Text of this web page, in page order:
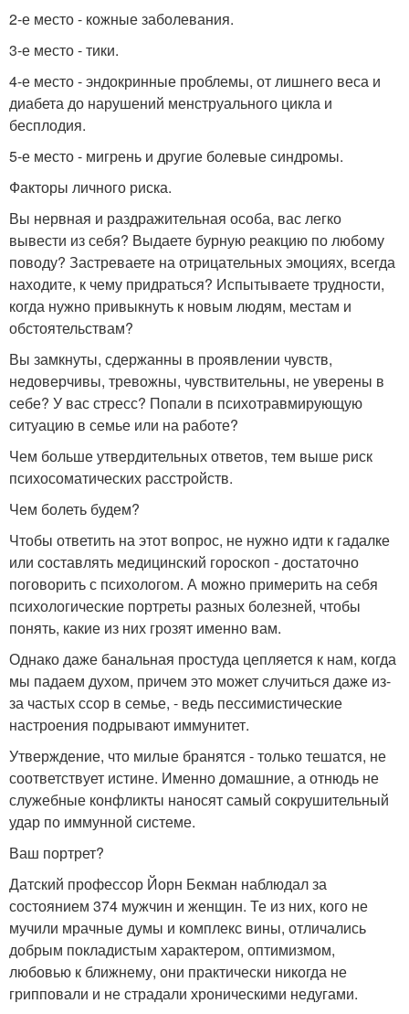
2-е место - кожные заболевания.
3-е место - тики.
4-е место - эндокринные проблемы, от лишнего веса и
диабета до нарушений менструального цикла и
бесплодия.
5-е место - мигрень и другие болевые синдромы.
Факторы личного риска.
Вы нервная и раздражительная особа, вас легко
вывести из себя? Выдаете бурную реакцию по любому
поводу? Застреваете на отрицательных эмоциях, всегда
находите, к чему придраться? Испытываете трудности,
когда нужно привыкнуть к новым людям, местам и
обстоятельствам?
Вы замкнуты, сдержанны в проявлении чувств,
недоверчивы, тревожны, чувствительны, не уверены в
себе? У вас стресс? Попали в психотравмирующую
ситуацию в семье или на работе?
Чем больше утвердительных ответов, тем выше риск
психосоматических расстройств.
Чем болеть будем?
Чтобы ответить на этот вопрос, не нужно идти к гадалке
или составлять медицинский гороскоп - достаточно
поговорить с психологом. А можно примерить на себя
психологические портреты разных болезней, чтобы
понять, какие из них грозят именно вам.
Однако даже банальная простуда цепляется к нам, когда
мы падаем духом, причем это может случиться даже из-
за частых ссор в семье, - ведь пессимистические
настроения подрывают иммунитет.
Утверждение, что милые бранятся - только тешатся, не
соответствует истине. Именно домашние, а отнюдь не
служебные конфликты наносят самый сокрушительный
удар по иммунной системе.
Ваш портрет?
Датский профессор Йорн Бекман наблюдал за
состоянием 374 мужчин и женщин. Те из них, кого не
мучили мрачные думы и комплекс вины, отличались
добрым покладистым характером, оптимизмом,
любовью к ближнему, они практически никогда не
грипповали и не страдали хроническими недугами.